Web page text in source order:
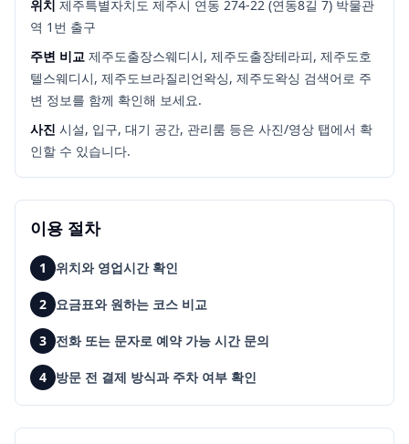
위치 제주특별자치도 제주시 연동 274-22 (연동8길 7) 박물관
역 1번 출구
주변 비교 제주도출장스웨디시, 제주도출장테라피, 제주도호
텔스웨디시, 제주도브라질리언왁싱, 제주도왁싱 검색어로 주
변 정보를 함께 확인해 보세요.
사진 시설, 입구, 대기 공간, 관리룸 등은 사진/영상 탭에서 확
인할 수 있습니다.
이용 절차
1 위치와 영업시간 확인
2 요금표와 원하는 코스 비교
3 전화 또는 문자로 예약 가능 시간 문의
4 방문 전 결제 방식과 주차 여부 확인